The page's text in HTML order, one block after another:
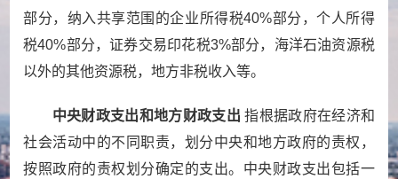
部分，纳入共享范围的企业所得税40%部分，个人所得
税40%部分，证券交易印花税3%部分，海洋石油资源税
以外的其他资源税，地方非税收入等。
中央财政支出和地方财政支出 指根据政府在经济和
社会活动中的不同职责，划分中央和地方政府的责权，
按照政府的责权划分确定的支出。中央财政支出包括一